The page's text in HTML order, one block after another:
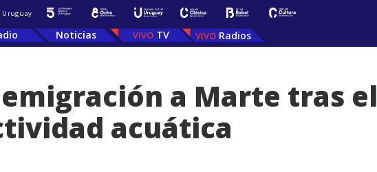
Uruguay
Noticias TV Radios
a Marte tras el
acuática